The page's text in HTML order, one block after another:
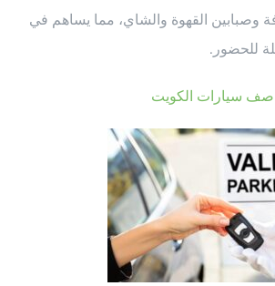
وصبابين القهوة والشاي، مما يساهم في
للحضور.
سيارات الكويت